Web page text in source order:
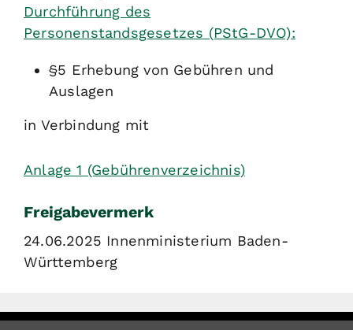
Durchführung des
Personenstandsgesetzes (PStG-DVO):
§5 Erhebung von Gebühren und
Auslagen
in Verbindung mit
Anlage 1 (Gebührenverzeichnis)
Freigabevermerk
24.06.2025 Innenministerium Baden-
Württemberg